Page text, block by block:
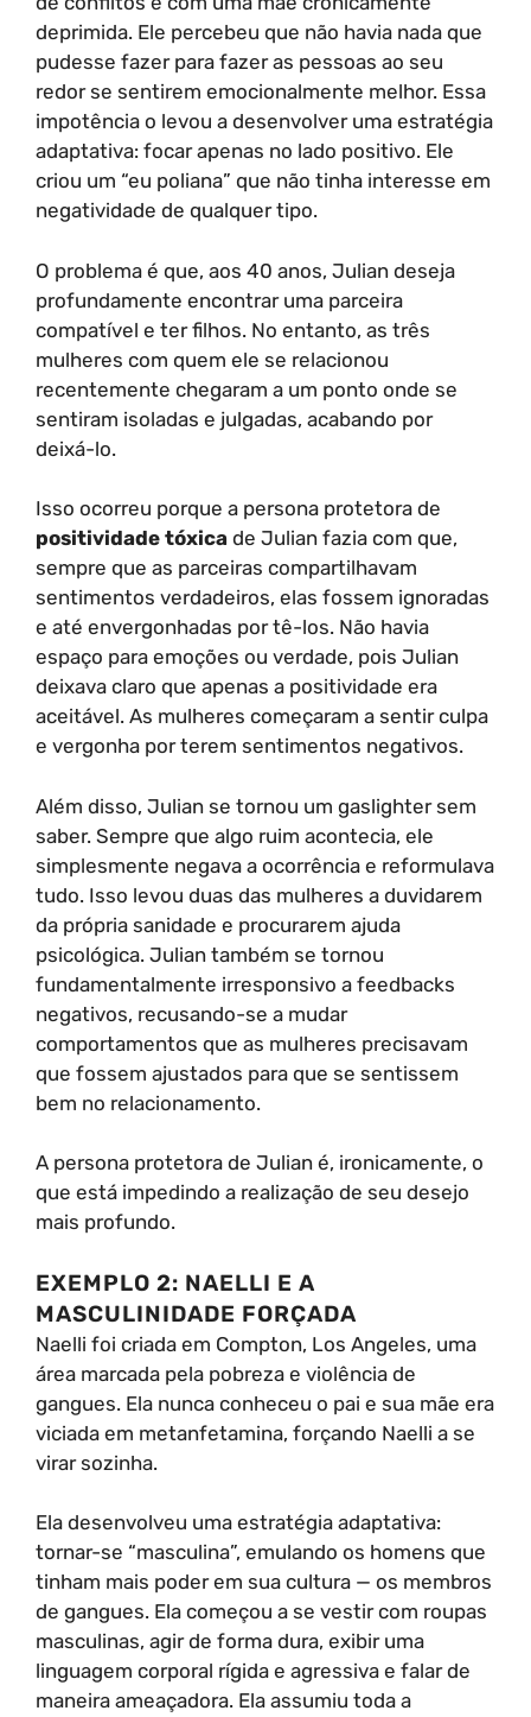
deprimida. Ele percebeu que não havia nada que
pudesse fazer para fazer as pessoas ao seu
redor se sentirem emocionalmente melhor. Essa
impotência o levou a desenvolver uma estratégia
adaptativa: focar apenas no lado positivo. Ele
criou um “eu poliana” que não tinha interesse em
negatividade de qualquer tipo.
O problema é que, aos 40 anos, Julian deseja
profundamente encontrar uma parceira
compatível e ter filhos. No entanto, as três
mulheres com quem ele se relacionou
recentemente chegaram a um ponto onde se
sentiram isoladas e julgadas, acabando por
deixá-lo.
Isso ocorreu porque a persona protetora de
positividade tóxica de Julian fazia com que,
sempre que as parceiras compartilhavam
sentimentos verdadeiros, elas fossem ignoradas
e até envergonhadas por tê-los. Não havia
espaço para emoções ou verdade, pois Julian
deixava claro que apenas a positividade era
aceitável. As mulheres começaram a sentir culpa
e vergonha por terem sentimentos negativos.
Além disso, Julian se tornou um gaslighter sem
saber. Sempre que algo ruim acontecia, ele
simplesmente negava a ocorrência e reformulava
tudo. Isso levou duas das mulheres a duvidarem
da própria sanidade e procurarem ajuda
psicológica. Julian também se tornou
fundamentalmente irresponsivo a feedbacks
negativos, recusando-se a mudar
comportamentos que as mulheres precisavam
que fossem ajustados para que se sentissem
bem no relacionamento.
A persona protetora de Julian é, ironicamente, o
que está impedindo a realização de seu desejo
mais profundo.
EXEMPLO 2: NAELLI E A
MASCULINIDADE FORÇADA
Naelli foi criada em Compton, Los Angeles, uma
área marcada pela pobreza e violência de
gangues. Ela nunca conheceu o pai e sua mãe era
viciada em metanfetamina, forçando Naelli a se
virar sozinha.
Ela desenvolveu uma estratégia adaptativa:
tornar-se “masculina”, emulando os homens que
tinham mais poder em sua cultura — os membros
de gangues. Ela começou a se vestir com roupas
masculinas, agir de forma dura, exibir uma
linguagem corporal rígida e agressiva e falar de
maneira ameaçadora. Ela assumiu toda a